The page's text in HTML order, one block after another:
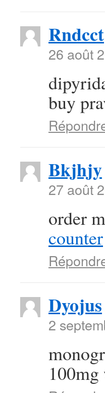
Rndcct
26 août
buy
Bkjhjy
27 août
order
counter
Dyojus
2